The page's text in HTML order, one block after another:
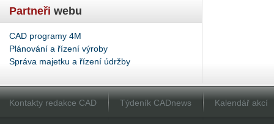
Partneři webu
CAD programy 4M
Plánování a řízení výroby
Správa majetku a řízení údržby
Kontakty redakce CAD Týdeník CADnews Kalendář akcí